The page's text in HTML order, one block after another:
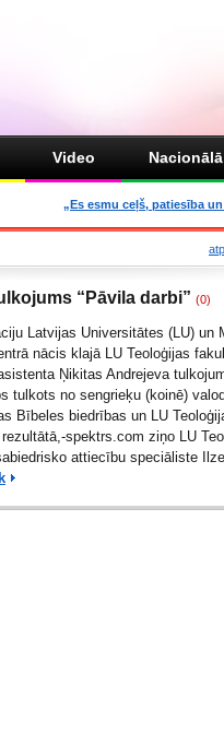
Video
„Es esmu ceļš, patiesība
“Pāvila darbi” (0)
Latvijas Universitātes (LU) un
nācis klajā LU Teoloģijas
Ņikitas Andrejeva
tulkots no sengrieķu (koinē)
Bībeles biedrības un LU
spektrs.com ziņo LU
attiecību speciāliste